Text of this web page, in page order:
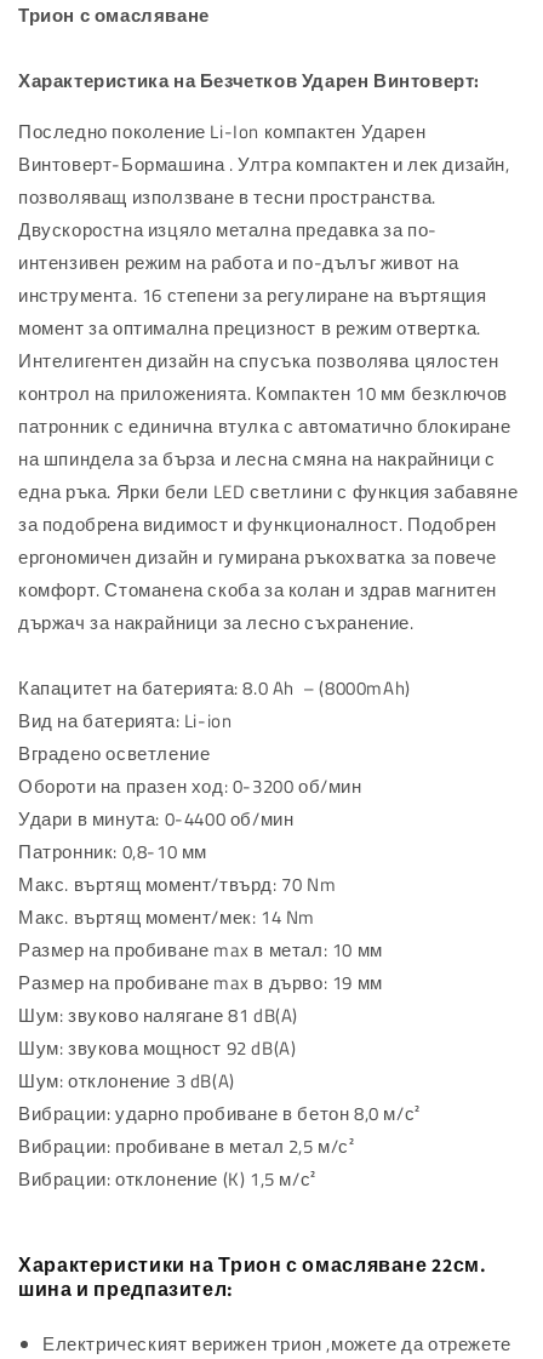
и
с
омасляване
шина
+
две
батерии
8ah
и
с
омасляване
+
две
батерии
8ah
Трион с омасляване
Характеристика на Безчетков Ударен Винтоверт:
Последно поколение Li-Ion компактен Ударен
Винтоверт-Бормашина . Ултра компактен и лек дизайн,
позволяващ използване в тесни пространства.
Двускоростна изцяло метална предавка за по-
интензивен режим на работа и по-дълъг живот на
инструмента. 16 степени за регулиране на въртящия
момент за оптимална прецизност в режим отвертка.
Интелигентен дизайн на спусъка позволява цялостен
контрол на приложенията. Компактен 10 мм безключов
патронник с единична втулка с автоматично блокиране
на шпиндела за бърза и лесна смяна на накрайници с
една ръка. Ярки бели LED светлини с функция забавяне
за подобрена видимост и функционалност. Подобрен
ергономичен дизайн и гумирана ръкохватка за повече
комфорт. Стоманена скоба за колан и здрав магнитен
държач за накрайници за лесно съхранение.
Капацитет на батерията: 8.0 Ah – (8000mAh)
Вид на батерията: Li-ion
Вградено осветление
Обороти на празен ход: 0-3200 об/мин
Удари в минута: 0-4400 об/мин
Патронник: 0,8-10 мм
Макс. въртящ момент/твърд: 70 Nm
Макс. въртящ момент/мек: 14 Nm
Размер на пробиване max в метал: 10 мм
Размер на пробиване max в дърво: 19 мм
Шум: звуково налягане 81 dB(A)
Шум: звукова мощност 92 dB(A)
Шум: отклонение 3 dB(A)
Вибрации: ударно пробиване в бетон 8,0 м/с²
Вибрации: пробиване в метал 2,5 м/с²
Вибрации: отклонение (K) 1,5 м/с²
Характеристики на Трион с омасляване 22см.
шина и предпазител:
Електрическият верижен трион ,можете да отрежете